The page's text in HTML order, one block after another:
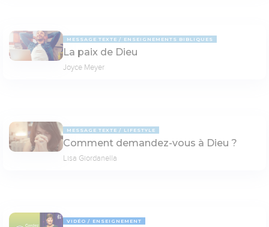
MESSAGE TEXTE ENSEIGNEMENTS BIBLIQUES
La paix de Dieu
Joyce Meyer
MESSAGE TEXTE LIFESTYLE
Comment demandez-vous à Dieu ?
Lisa Giordanella
VIDÉO ENSEIGNEMENT